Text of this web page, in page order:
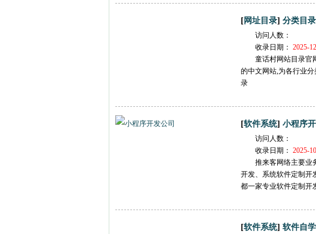
[网址目录] 分类目
访问人数：
收录日期： 2025-
童话村网站目录官
的中文网站,为各行业
录
[软件系统] 小程序
访问人数：
收录日期： 2025-
推来客网络主要业
开发、系统软件定制开
都一家专业软件定制开
[软件系统] 软件自